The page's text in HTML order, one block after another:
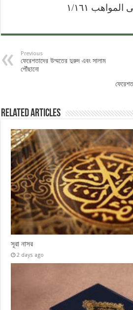
١/١٦١
Previous
ফেরেশতাদের উম্মতের দুরুদ এবং সালাম
পৌঁছানো
Related Articles
সূরা নাসর
2 days ago